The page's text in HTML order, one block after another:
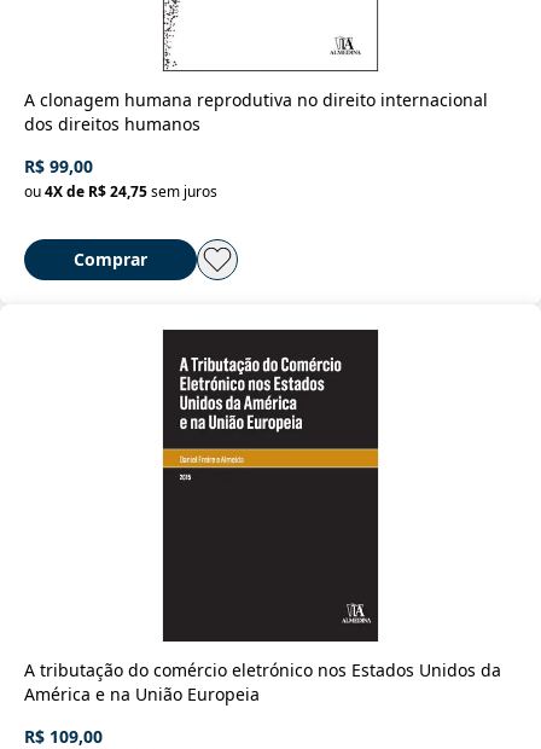
A clonagem humana reprodutiva no direito internacional
dos direitos humanos
R$ 99,00
ou4X de R$ 24,75sem juros
Comprar
A tributação do comércio eletrónico nos Estados Unidos da
América e na União Europeia
R$ 109,00